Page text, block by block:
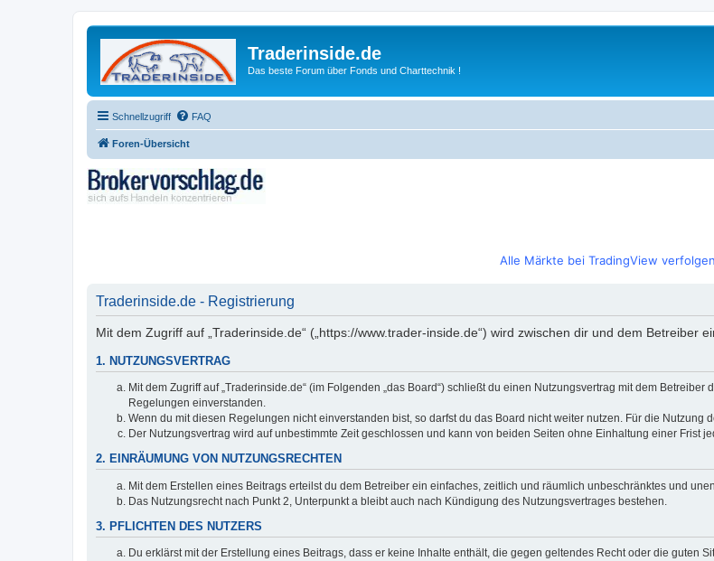
Traderinside.de
Das beste Forum über Fonds und Charttechnik !
Schnellzugriff FAQ
Foren-Übersicht
Alle Märkte bei TradingView verfolgen
Traderinside.de - Registrierung
Mit dem Zugriff auf „Traderinside.de“ („https://www.trader-inside.de“) wird zwischen dir und dem Betreiber
1. NUTZUNGSVERTRAG
Mit dem Zugriff auf „Traderinside.de“ (im Folgenden „das Board“) schließt du einen Nutzungsvertrag mit dem
Regelungen einverstanden.
Wenn du mit diesen Regelungen nicht einverstanden bist, so darfst du das Board nicht weiter nutzen. Für die
Der Nutzungsvertrag wird auf unbestimmte Zeit geschlossen und kann von beiden Seiten ohne Einhaltung einer Frist
2. EINRÄUMUNG VON NUTZUNGSRECHTEN
Mit dem Erstellen eines Beitrags erteilst du dem Betreiber ein einfaches, zeitlich und räumlich unbeschränktes und
Das Nutzungsrecht nach Punkt 2, Unterpunkt a bleibt auch nach Kündigung des Nutzungsvertrages bestehen.
3. PFLICHTEN DES NUTZERS
Du erklärst mit der Erstellung eines Beitrags, dass er keine Inhalte enthält, die gegen geltendes Recht oder die guten